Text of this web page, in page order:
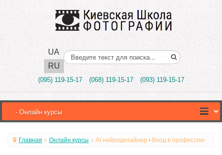
UA
RU
Поиск..
(095) 119-15-17 (068) 119-15-17 (093) 119-15-17
Главная Онлайн курсы AI нейродизайнер • Вход в профессию